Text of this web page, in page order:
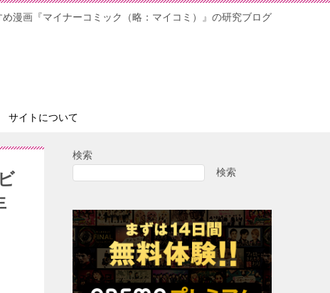
漫画『マイナーコミック（略：マイコミ）』の研究ブログ
サイトについて
検索
検索